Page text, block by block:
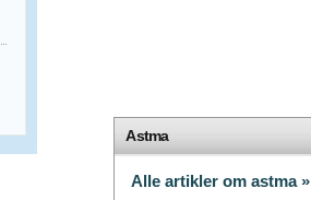
Astma
Alle artikler om astma »